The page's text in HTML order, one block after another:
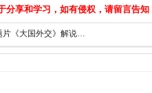
享和学习，如有侵权，请留言告知
[大国外交]中流击水 ——政论专题片《大国外交》解说词（第三集）